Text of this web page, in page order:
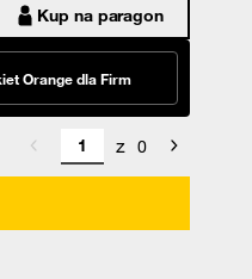
Kup na paragon
Orange dla Firm
z 0